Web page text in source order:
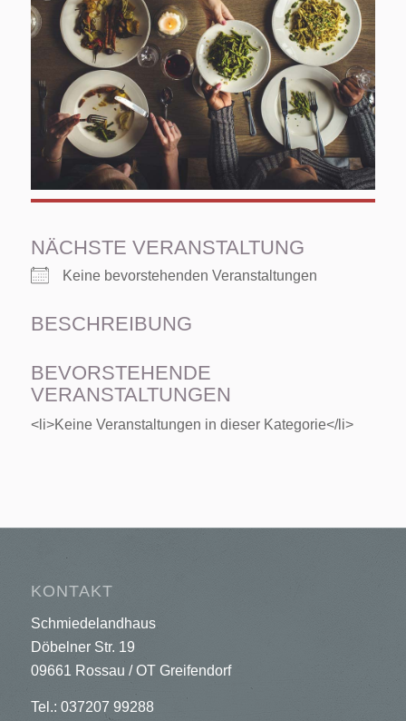
NÄCHSTE VERANSTALTUNG
Keine bevorstehenden Veranstaltungen
BESCHREIBUNG
BEVORSTEHENDE
VERANSTALTUNGEN
<li>Keine Veranstaltungen in dieser Kategorie</li>
KONTAKT
Schmiedelandhaus
Döbelner Str. 19
09661 Rossau / OT Greifendorf
Tel.: 037207 99288